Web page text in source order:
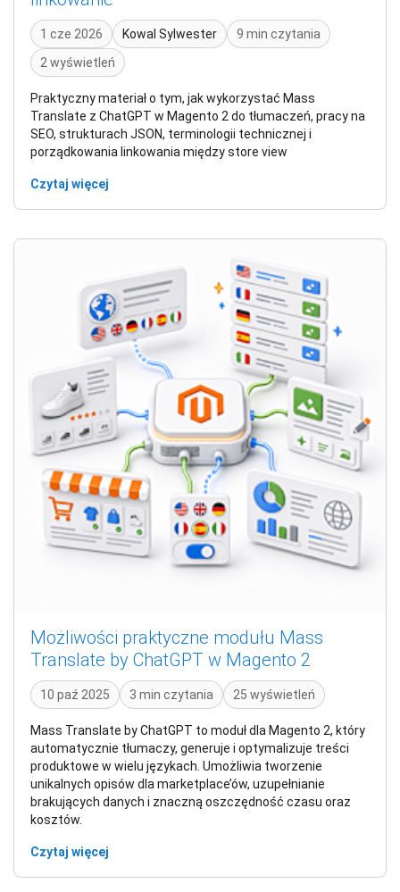
1 cze 2026 Kowal Sylwester
9 min czytania
2 wyświetleń
Praktyczny materiał o tym, jak wykorzystać Mass
Translate z ChatGPT w Magento 2 do tłumaczeń, pracy na
SEO, strukturach JSON, terminologii technicznej i
porządkowania linkowania między store view
Czytaj więcej
Możliwości praktyczne modułu Mass
Translate by ChatGPT w Magento 2
10 paź 2025 3 min czytania 25 wyświetleń
Mass Translate by ChatGPT to moduł dla Magento 2, który
automatycznie tłumaczy, generuje i optymalizuje treści
produktowe w wielu językach. Umożliwia tworzenie
unikalnych opisów dla marketplace’ów, uzupełnianie
brakujących danych i znaczną oszczędność czasu oraz
kosztów.
Czytaj więcej